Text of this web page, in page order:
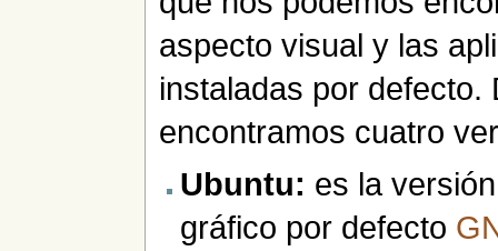
aspecto visual y las
instaladas por
encontramos cuatro
Ubuntu: es la
gráfico por defecto